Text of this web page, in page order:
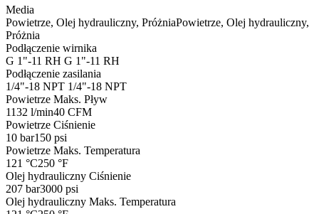
Media
Powietrze, Olej hydrauliczny, PróżniaPowietrze, Olej hydrauliczny,
Próżnia
Podłączenie wirnika
G 1"-11 RH G 1"-11 RH
Podłączenie zasilania
1/4"-18 NPT 1/4"-18 NPT
Powietrze Maks. Pływ
1132 l/min40 CFM
Powietrze Ciśnienie
10 bar150 psi
Powietrze Maks. Temperatura
121 °C250 °F
Olej hydrauliczny Ciśnienie
207 bar3000 psi
Olej hydrauliczny Maks. Temperatura